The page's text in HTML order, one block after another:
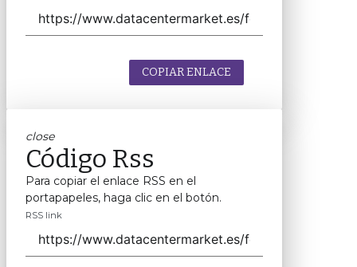
COPIAR ENLACE
close
Código Rss
Para copiar el enlace RSS en el
portapapeles, haga clic en el botón.
RSS link